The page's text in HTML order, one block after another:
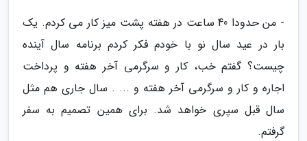
- من حدودا 40 ساعت در هفته پشت میز کار می کردم. یک
بار در عید سال نو با خودم فکر کردم برنامه سال آینده
چیست؟ گفتم خب، کار و سرگرمی آخر هفته و پرداخت
اجاره و کار و سرگرمی آخر هفته و ... . سال جاری هم مثل
سال قبل سپری خواهد شد. برای همین تصمیم به سفر
گرفتم.